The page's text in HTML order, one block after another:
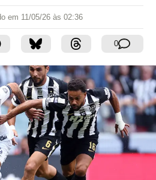
em 11/05/26 às 02:36
0